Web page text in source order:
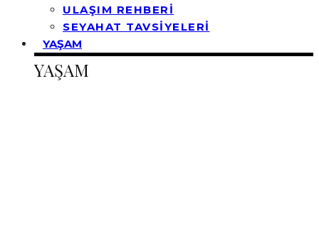
ULAŞIM REHBERİ
SEYAHAT TAVSİYELERİ
YAŞAM
YAŞAM